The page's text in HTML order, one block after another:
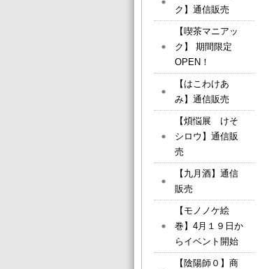
ク】通信販売
【喫茶マニアッ
ク】 期間限定
OPEN！
【はこわけあ
み】通信販売
【煩悩展 けそ
シロウ】通信販
売
【九月酒】通信
販売
【モノノケ絵
巻】4月１９日か
らイベント開始
【陰陽師０】商